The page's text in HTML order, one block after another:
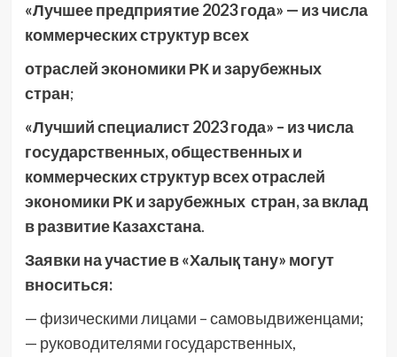
«Лучшее предприятие 2023 года» — из числа
коммерческих структур всех
отраслей экономики РК и зарубежных
стран;
«Лучший специалист 2023 года» – из числа
государственных, общественных и
коммерческих структур всех отраслей
экономики РК и зарубежных стран, за вклад
в развитие Казахстана.
Заявки на участие в «Халық тану» могут
вноситься:
— физическими лицами – самовыдвиженцами;
— руководителями государственных,